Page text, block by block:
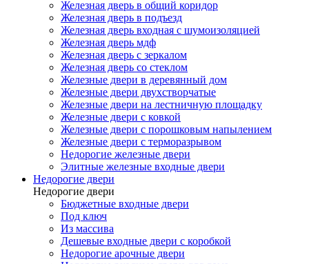
Железная дверь в общий коридор
Железная дверь в подъезд
Железная дверь входная с шумоизоляцией
Железная дверь мдф
Железная дверь с зеркалом
Железная дверь со стеклом
Железные двери в деревянный дом
Железные двери двухстворчатые
Железные двери на лестничную площадку
Железные двери с ковкой
Железные двери с порошковым напылением
Железные двери с терморазрывом
Недорогие железные двери
Элитные железные входные двери
Недорогие двери
Недорогие двери
Бюджетные входные двери
Под ключ
Из массива
Дешевые входные двери с коробкой
Недорогие арочные двери